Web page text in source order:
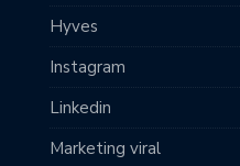
Hyves
Instagram
Linkedin
Marketing viral